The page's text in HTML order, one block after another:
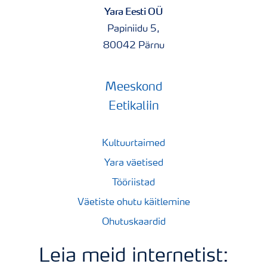
või mobiiltelefoni vahendusel aitab lihtsalt kontrollida,
kas tooted sobivad omavahel paagisegusse või mitte.
Yara Eesti OÜ
Papiniidu 5,
80042 Pärnu
Meeskond
Eetikaliin
Kultuurtaimed
Yara väetised
Tööriistad
Väetiste ohutu käitlemine
Ohutuskaardid
Leia meid internetist: